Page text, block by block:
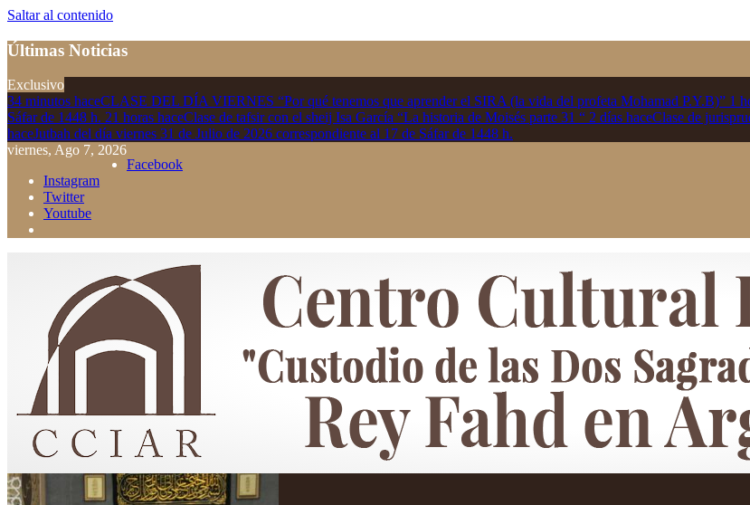
Saltar al contenido
Últimas Noticias
Exclusivo
34 minutos haceCLASE DEL DÍA VIERNES “Por qué tenemos que aprender el SIRA (la vida del profeta Mohamad P.Y.B)” 1
Sáfar de 1448 h. 21 horas haceClase de tafsir con el sheij Isa García “La historia de Moisés parte 31 “ 2 días haceClase de
haceJutbah del día viernes 31 de Julio de 2026 correspondiente al 17 de Sáfar de 1448 h.
viernes, Ago 7, 2026
Facebook
Instagram
Twitter
Youtube
Centro Cultural Islámico "Custodio de las Dos Sagradas Mezquitas" Rey Fahd en Argentina